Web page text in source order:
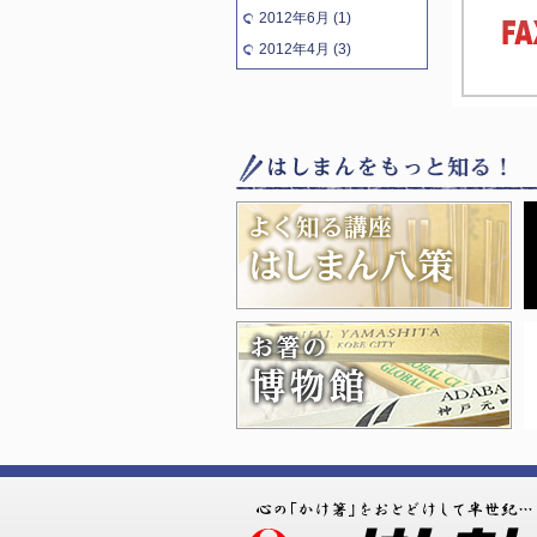
2012年6月 (1)
2012年4月 (3)